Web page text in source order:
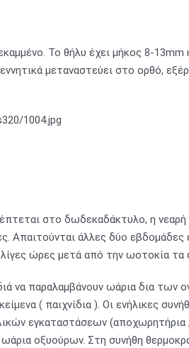
Το θήλυ έχει μήκος 8-
μεταναστεύει στο ορθό,
στο δωδεκαδάκτυλο, η
Απαιτούνται άλλες δύο
ώρες μετά από την ωοτοκία τα
να παραλαμβάνουν ωάρια δια των
( παιχνίδια ). Οι ενήλικες
εγκαταστάσεων
οξυούρων. Στη συνήθη